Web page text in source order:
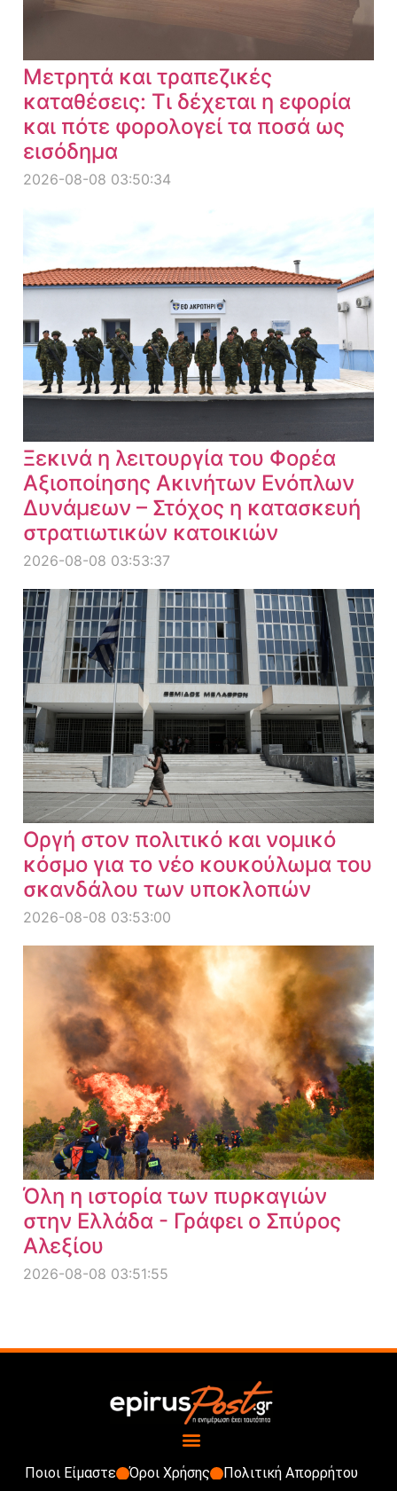
Μετρητά και τραπεζικές
καταθέσεις: Τι δέχεται η εφορία
και πότε φορολογεί τα ποσά ως
εισόδημα
2026-08-08 03:50:34
Ξεκινά η λειτουργία του Φορέα
Αξιοποίησης Ακινήτων Ενόπλων
Δυνάμεων – Στόχος η κατασκευή
στρατιωτικών κατοικιών
2026-08-08 03:53:37
Οργή στον πολιτικό και νομικό
κόσμο για το νέο κουκούλωμα του
σκανδάλου των υποκλοπών
2026-08-08 03:53:00
Όλη η ιστορία των πυρκαγιών
στην Ελλάδα - Γράφει ο Σπύρος
Αλεξίου
2026-08-08 03:51:55
Ποιοι Είμαστε Όροι Χρήσης Πολιτική Απορρήτου